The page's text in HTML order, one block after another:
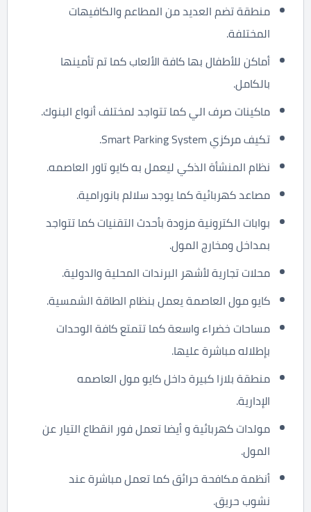
منطقة تضم العديد من المطاعم والكافيهات
المختلفة.
أماكن للأطفال بها كافة الألعاب كما تم تأمينها
بالكامل.
ماكينات صرف الي كما تتواجد لمختلف أنواع البنوك.
تكيف مركزي Smart Parking System.
نظام المنشأة الذكي ليعمل به كايو تاور العاصمه.
مصاعد كهربائية كما يوجد سلالم بانورامية.
بوابات الكترونية مزودة بأحدث التقنيات كما تتواجد
بمداخل ومخارج المول.
محلات تجارية لأشهر البرندات المحلية والدولية.
كايو مول العاصمة يعمل بنظام الطاقة الشمسية.
مساحات خضراء واسعة كما تتمتع كافة الوحدات
بإطلاله مباشرة عليها.
منطقة بلازا كبيرة داخل كايو مول العاصمه
الإدارية.
مولدات كهربائية و أيضا تعمل فور انقطاع التيار عن
المول.
أنظمة مكافحة حرائق كما تعمل مباشرة عند
نشوب حريق.